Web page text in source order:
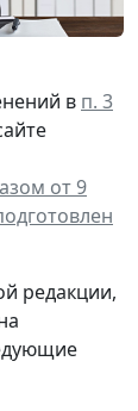
в п. 3
от 9
редакции,